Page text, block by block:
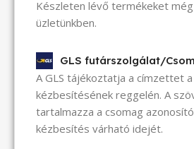
Készleten lévő termékeket
üzletünkben.
GLS futárszolgálat/
A GLS tájékoztatja a címzettet
kézbesítésének reggelén. A
tartalmazza a csomag
kézbesítés várható idejét.